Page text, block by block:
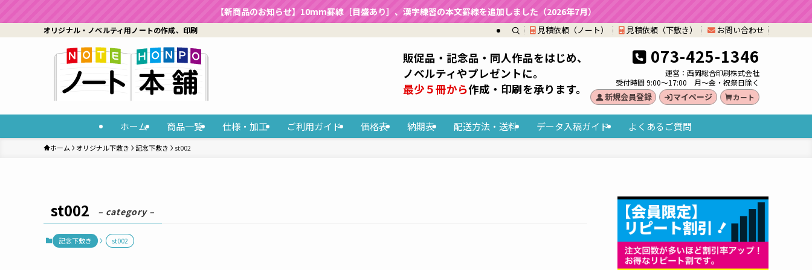
【新商品のお知らせ】10mm罫線［目盛あり］、漢字練習の本文罫線を追加しました（2026年7月）
オリジナル・ノベルティ用ノートの作成、印刷 見積依頼（ノート） 見積依頼（下敷き） お問い合わせ
ホーム 商品一覧 仕様・加工 ご利用ガイド 価格表 納期表 配送方法・送料 データ入稿ガイド よくあるご質問
販促品・記念品・同人作品をはじめ、
ノベルティやプレゼントに。
最少５冊から作成・印刷を承ります。
073-425-1346
運営：西岡総合印刷株式会社
受付時間 9:00～17:00 月～金・祝祭日除く
新規会員登録 マイページ カート
ホーム オリジナル下敷き 記念下敷き st002
st002 – category –
記念下敷き st002